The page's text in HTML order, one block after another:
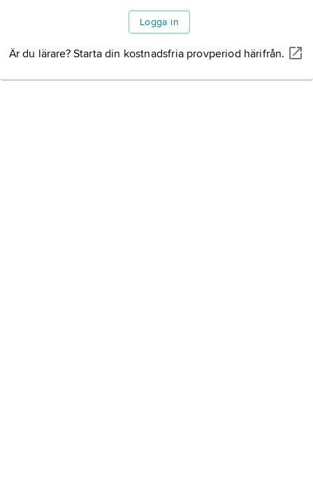
Information om artikeln
Logga in
Är du lärare? Starta din kostnadsfria provperiod härifrån.